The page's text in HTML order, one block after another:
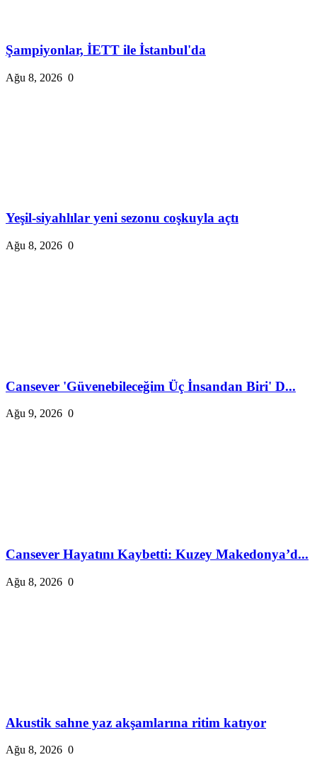
Şampiyonlar, İETT ile İstanbul'da
Ağu 8, 2026 0
Yeşil-siyahlılar yeni sezonu coşkuyla açtı
Ağu 8, 2026 0
Cansever 'Güvenebileceğim Üç İnsandan Biri' D...
Ağu 9, 2026 0
Cansever Hayatını Kaybetti: Kuzey Makedonya’d...
Ağu 8, 2026 0
Akustik sahne yaz akşamlarına ritim katıyor
Ağu 8, 2026 0